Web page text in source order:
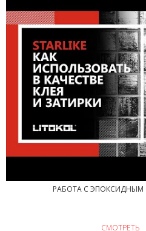
РАБОТА С ЭПОКСИДНЫМ
СМОТРЕТЬ